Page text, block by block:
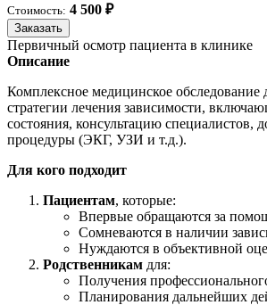
Стоимость: 4 500 ₽
Заказать
Первичный осмотр пациента в клинике
Описание
Комплексное медицинское обследование
стратегии лечения зависимости,
состояния, консультацию специалистов,
процедуры (ЭКГ, УЗИ и т.д.).
Для кого подходит
Пациентам, которые:
Впервые обращаются за
Сомневаются в наличии
Нуждаются в объективной
Родственникам для:
Получения
Планирования дальнейших